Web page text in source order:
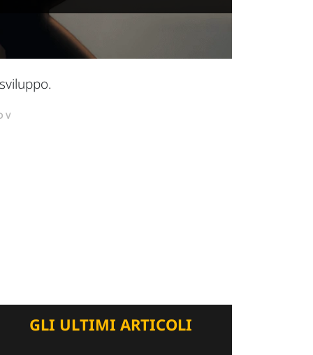
GLI ULTIMI ARTICOLI